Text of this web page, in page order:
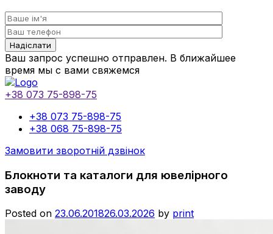
Ваш запрос успешно отправлен. В ближайшее
время мы с вами свяжемся
+38 073 75-898-75
+38 073 75-898-75
+38 068 75-898-75
Замовити зворотній дзвінок
Блокноти та каталоги для ювелірного
заводу
Posted on 23.06.201826.03.2026 by print